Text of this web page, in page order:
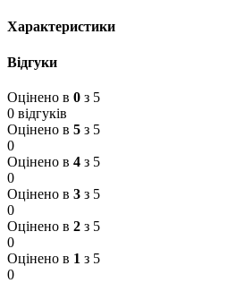
Характеристики
Відгуки
Оцінено в 0 з 5
0 відгуків
Оцінено в 5 з 5
0
Оцінено в 4 з 5
0
Оцінено в 3 з 5
0
Оцінено в 2 з 5
0
Оцінено в 1 з 5
0